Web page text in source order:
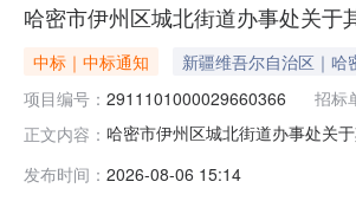
哈密市伊州区城北街道办事处关
中标｜中标通知 新疆维吾尔自治区｜哈
项目编号： 2911101000029660366 招标
正文内容： 哈密市伊州区城北街道办事处关
采购计划金额（元）:项目所在行
发布时间： 2026-08-06 15:14